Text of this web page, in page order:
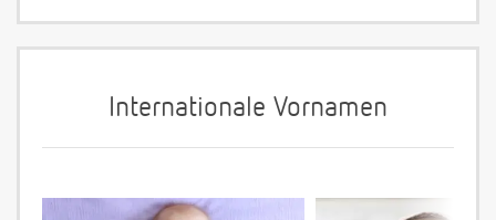
Internationale Vornamen